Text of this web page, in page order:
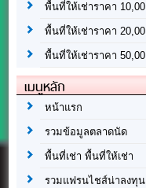
พื้นที่ให้เช่าราคา
พื้นที่ให้เช่าราคา
พื้นที่ให้เช่าราคา
เมนูหลัก
หน้าแรก
รวมข้อมูลตลาดนัด
พื้นที่เช่า พื้นที่ให้เช่า
รวมแฟรนไชส์น่าลงทุน